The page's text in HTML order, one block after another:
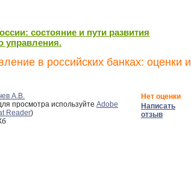
состояние и пути развития
управления.
в российских банках: оценки и
А.В.
просмотра используйте Adobe
Reader)
Нет оценки
Написать
отзыв